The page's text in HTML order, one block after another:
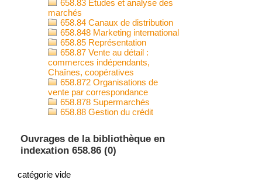
658.83 Etudes et analyse des
marchés
658.84 Canaux de distribution
658.848 Marketing international
658.85 Représentation
658.87 Vente au détail :
commerces indépendants,
Chaînes, coopératives
658.872 Organisations de
vente par correspondance
658.878 Supermarchés
658.88 Gestion du crédit
Ouvrages de la bibliothèque en
indexation 658.86 (0)
catégorie vide